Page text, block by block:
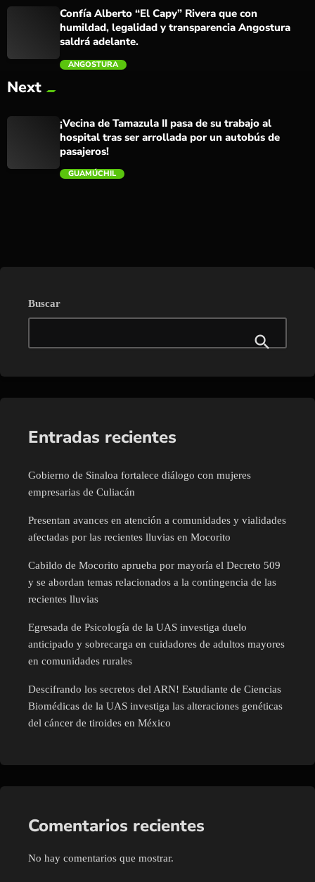
Confía Alberto “El Capy” Rivera que con
humildad, legalidad y transparencia Angostura
saldrá adelante.
ANGOSTURA
Next
¡Vecina de Tamazula II pasa de su trabajo al
hospital tras ser arrollada por un autobús de
pasajeros!
GUAMÚCHIL
Buscar
Entradas recientes
Gobierno de Sinaloa fortalece diálogo con mujeres
empresarias de Culiacán
Presentan avances en atención a comunidades y vialidades
afectadas por las recientes lluvias en Mocorito
Cabildo de Mocorito aprueba por mayoría el Decreto 509
y se abordan temas relacionados a la contingencia de las
recientes lluvias
Egresada de Psicología de la UAS investiga duelo
anticipado y sobrecarga en cuidadores de adultos mayores
en comunidades rurales
Descifrando los secretos del ARN! Estudiante de Ciencias
Biomédicas de la UAS investiga las alteraciones genéticas
del cáncer de tiroides en México
Comentarios recientes
No hay comentarios que mostrar.